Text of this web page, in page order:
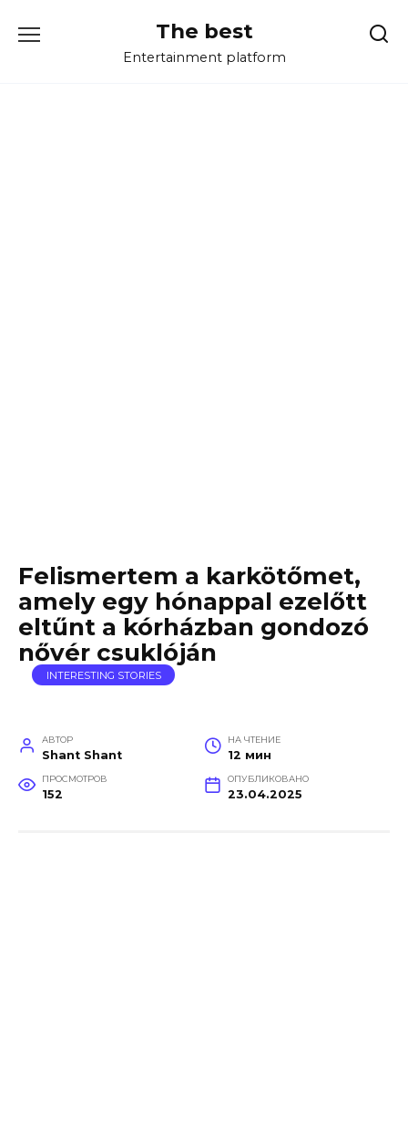
The best
Entertainment platform
Felismertem a karkötőmet,
amely egy hónappal ezelőtt
eltűnt a kórházban gondozó
nővér csuklóján
INTERESTING STORIES
АВТОР
Shant Shant
НА ЧТЕНИЕ
12 мин
ПРОСМОТРОВ
152
ОПУБЛИКОВАНО
23.04.2025